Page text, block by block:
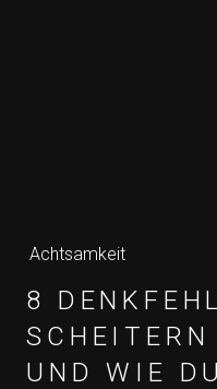
Achtsamkeit
8
UND WIE